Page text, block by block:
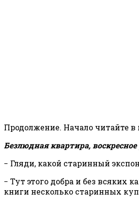
Продолжение. Начало читайте в
Безлюдная квартира, воскресное
− Гляди, какой старинный
− Тут этого добра и без
книги несколько старинных